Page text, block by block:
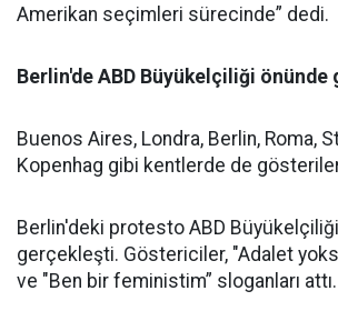
Amerikan seçimleri sürecinde” dedi.
Berlin'de ABD Büyükelçiliği önünde
Buenos Aires, Londra, Berlin, Roma,
Kopenhag gibi kentlerde de
Berlin'deki protesto ABD
gerçekleşti. Göstericiler, "Adalet
ve "Ben bir feministim” sloganları attı.